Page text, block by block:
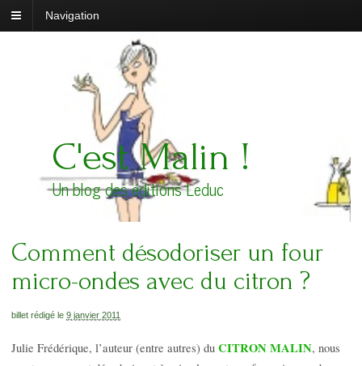
Navigation
C'est Malin !
Un blog des éditions Leduc
Comment désodoriser un four
micro-ondes avec du citron ?
billet rédigé le 9 janvier 2011
Julie Frédérique, l’auteur (entre autres) du CITRON MALIN, nous